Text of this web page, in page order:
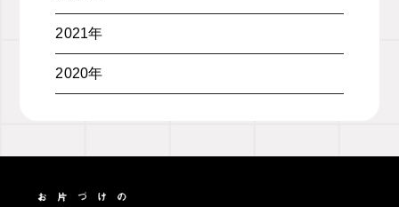
2021年
2020年